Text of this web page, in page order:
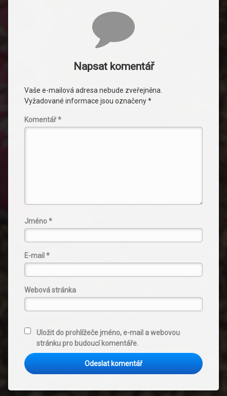
Napsat komentář
Vaše e-mailová adresa nebude zveřejněna.
Vyžadované informace jsou označeny*
Komentář*
Jméno*
E-mail *
Webová stránka
Uložit do prohlížeče jméno, e-mail a webovou
stránku pro budoucí komentáře.